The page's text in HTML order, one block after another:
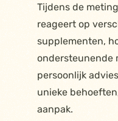
Tijdens de
reageert op
supplementen,
ondersteunende
persoonlijk
unieke
aanpak.